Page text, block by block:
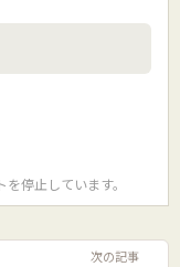
停止しています。
次の記事